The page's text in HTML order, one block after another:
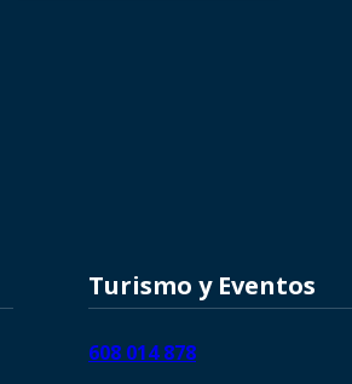
Turismo y Eventos
608 014 878